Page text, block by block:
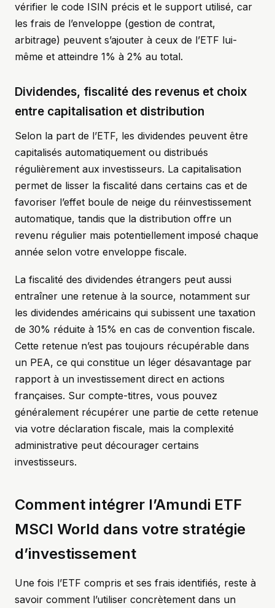
vérifier le code ISIN précis et le support utilisé, car
les frais de l’enveloppe (gestion de contrat,
arbitrage) peuvent s’ajouter à ceux de l’ETF lui-
même et atteindre 1% à 2% au total.
Dividendes, fiscalité des revenus et choix
entre capitalisation et distribution
Selon la part de l’ETF, les dividendes peuvent être
capitalisés automatiquement ou distribués
régulièrement aux investisseurs. La capitalisation
permet de lisser la fiscalité dans certains cas et de
favoriser l’effet boule de neige du réinvestissement
automatique, tandis que la distribution offre un
revenu régulier mais potentiellement imposé chaque
année selon votre enveloppe fiscale.
La fiscalité des dividendes étrangers peut aussi
entraîner une retenue à la source, notamment sur
les dividendes américains qui subissent une taxation
de 30% réduite à 15% en cas de convention fiscale.
Cette retenue n’est pas toujours récupérable dans
un PEA, ce qui constitue un léger désavantage par
rapport à un investissement direct en actions
françaises. Sur compte-titres, vous pouvez
généralement récupérer une partie de cette retenue
via votre déclaration fiscale, mais la complexité
administrative peut décourager certains
investisseurs.
Comment intégrer l’Amundi ETF
MSCI World dans votre stratégie
d’investissement
Une fois l’ETF compris et ses frais identifiés, reste à
savoir comment l’utiliser concrètement dans un